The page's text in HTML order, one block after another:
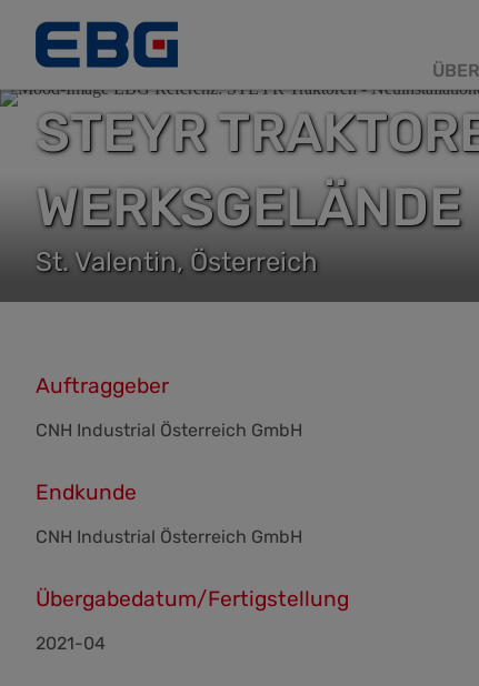
STEYR
WERKSGELÄNDE
St. Valentin, Österreich
Auftraggeber
CNH Industrial Österreich GmbH
Endkunde
CNH Industrial Österreich GmbH
Übergabedatum/Fertigstellung
2021-04